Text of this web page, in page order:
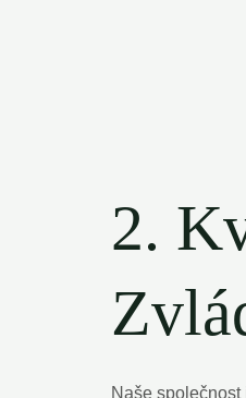
2.
Naše